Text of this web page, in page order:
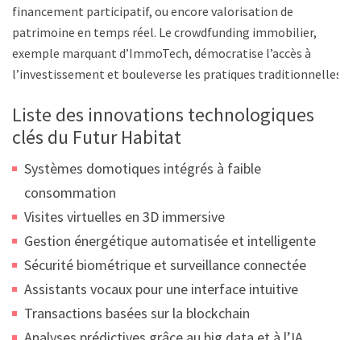
financement participatif, ou encore valorisation de
patrimoine en temps réel. Le crowdfunding immobilier,
exemple marquant d’ImmoTech, démocratise l’accès à
l’investissement et bouleverse les pratiques traditionnelles.
Liste des innovations technologiques
clés du Futur Habitat
Systèmes domotiques intégrés à faible
consommation
Visites virtuelles en 3D immersive
Gestion énergétique automatisée et intelligente
Sécurité biométrique et surveillance connectée
Assistants vocaux pour une interface intuitive
Transactions basées sur la blockchain